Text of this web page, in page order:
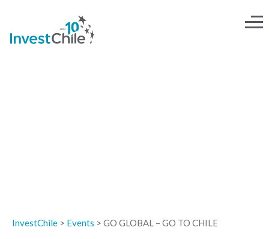
InvestChile > Events > GO GLOBAL – GO TO CHILE